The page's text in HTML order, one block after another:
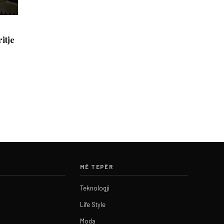
MË TEPËR
Teknologji
Life Style
Moda